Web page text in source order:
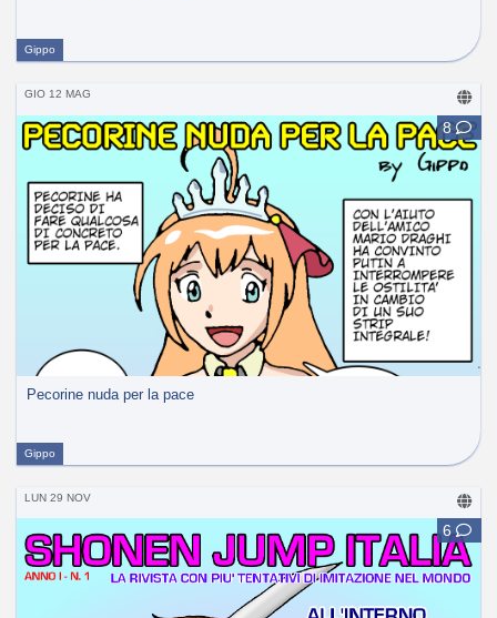
Gippo
GIO 12 MAG
8
Pecorine nuda per la pace
Gippo
LUN 29 NOV
6